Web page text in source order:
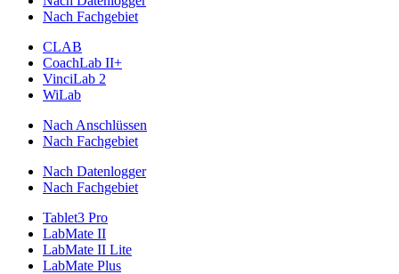
Nach Fachgebiet
CLAB
CoachLab II+
VinciLab 2
WiLab
Nach Anschlüssen
Nach Fachgebiet
Nach Datenlogger
Nach Fachgebiet
Tablet3 Pro
LabMate II
LabMate II Lite
LabMate Plus